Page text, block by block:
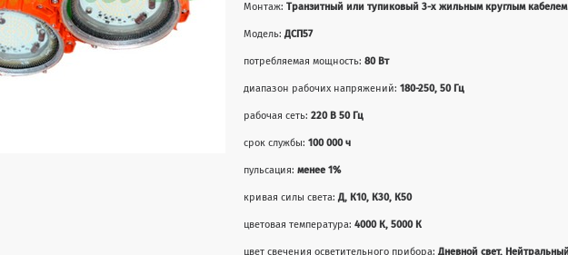
Монтаж: Транзитный или тупиковый 3-х жильным круглым
Модель:ДСП57
потребляемая мощность: 80 Вт
диапазон рабочих напряжений: 180-250, 50 Гц
рабочая сеть: 220 В 50 Гц
срок службы: 100 000 ч
пульсация: менее 1%
кривая силы света:Д, К10, К30, К50
цветовая температура: 4000 К, 5000 К
цвет свечения осветительного прибора:Дневной свет,